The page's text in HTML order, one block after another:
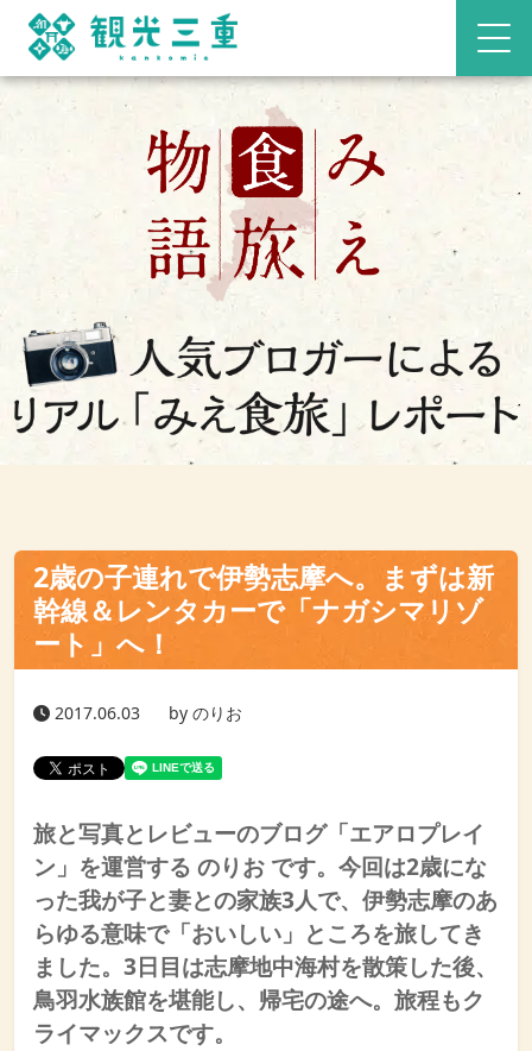
2歳の子連れで伊勢志摩へ。まずは新
幹線＆レンタカーで「ナガシマリゾ
ート」へ！
2017.06.03 by のりお
旅と写真とレビューのブログ「エアロプレイ
ン」を運営する のりお です。今回は2歳にな
った我が子と妻との家族3人で、伊勢志摩のあ
らゆる意味で「おいしい」ところを旅してき
ました。3日目は志摩地中海村を散策した後、
鳥羽水族館を堪能し、帰宅の途へ。旅程もク
ライマックスです。